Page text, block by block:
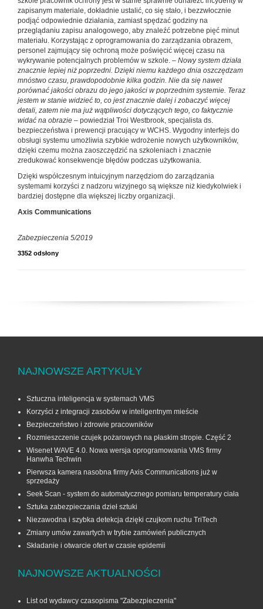
zapisanym materiale, dokładnie ustalić, co się stało, i bezzwłocznie
podjąć odpowiednie działania, zamiast spędzać godziny na
przeglądaniu zapisu analogowego, aby znaleźć potrzebne pięć minut
materiału. Korzystając z oprogramowania do zarządzania obrazem,
personel zajmujący się ochroną może poświęcić więcej czasu na
wykrywanie potencjalnych problemów w szkole. – Nowy system działa
znacznie lepiej niż poprzedni. Dzięki niemu każdego dnia oszczędzam
mnóstwo czasu, prawdopodobnie kilka godzin. Nie da się nawet
porównać jakości obrazu do jego jakości w poprzednim systemie. Teraz
jestem w stanie widzieć to, co jest znacznie dalej i zobaczyć więcej
detali, zatem nie ma już wątpliwości dotyczących tego, co faktycznie
widać na obrazie – powiedział Troi Westbrook, specjalista ds.
bezpieczeństwa i prewencji pracujący w WCHS. Wygodny interfejs do
obsługi systemu umożliwia szybkie wdrożenie nowych użytkowników,
dzięki czemu można zaoszczędzić na szkoleniach i znacznie
zredukować konsekwencje błędów podczas użytkowania.
Dzięki współczesnym intuicyjnym narzędziom do zarządzania
systemami korzyści z nadzoru wizyjnego są większe niż kiedykolwiek i
bardziej dostępne dla większej liczby organizacji.
Axis Communications
Zabezpieczenia 5/2019
3352 odsłony
NAJNOWSZE ARTYKUŁY
Sztuczna inteligencja w systemach VMS
Korzyści z integracji zasobów w inteligentnym mieście
Bezpieczeństwo i zdrowie pracowników
Rozmieszczenie czujek pożarowych na płaskim stropie. Część 2
Wisenet WAVE 4.0. Nowa wersja oprogramowania VMS firmy
Hanwha Techwin
Pierwsza kamera nasobna firmy Axis Communications już w
sprzedaży
Seek Scan - system do automatycznego pomiaru temperatury ciała
Sztuka zabezpieczania dzieł sztuki
Niezawodna i szybka detekcja dzięki czujkom ruchu TriTech
Zmiany umów zawartych w trybie zamówień publicznych
Składanie i otwarcie ofert w czasie epidemii
NAJNOWSZE AKTUALNOŚCI
List od wydawcy czasopisma "Zabezpieczenia"